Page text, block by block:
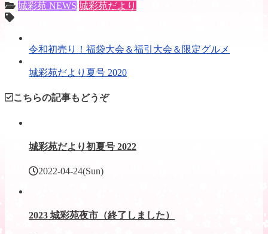
城彩苑 NEWS 城彩苑だより
令和初売り！福袋大会＆福引大会＆限定グルメ
城彩苑だより夏号 2020
こちらの記事もどうぞ
城彩苑だより初夏号 2022
2022-04-24(Sun)
2023 城彩苑夜市（終了しました）